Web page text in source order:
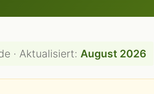
· Aktualisiert: August 2026